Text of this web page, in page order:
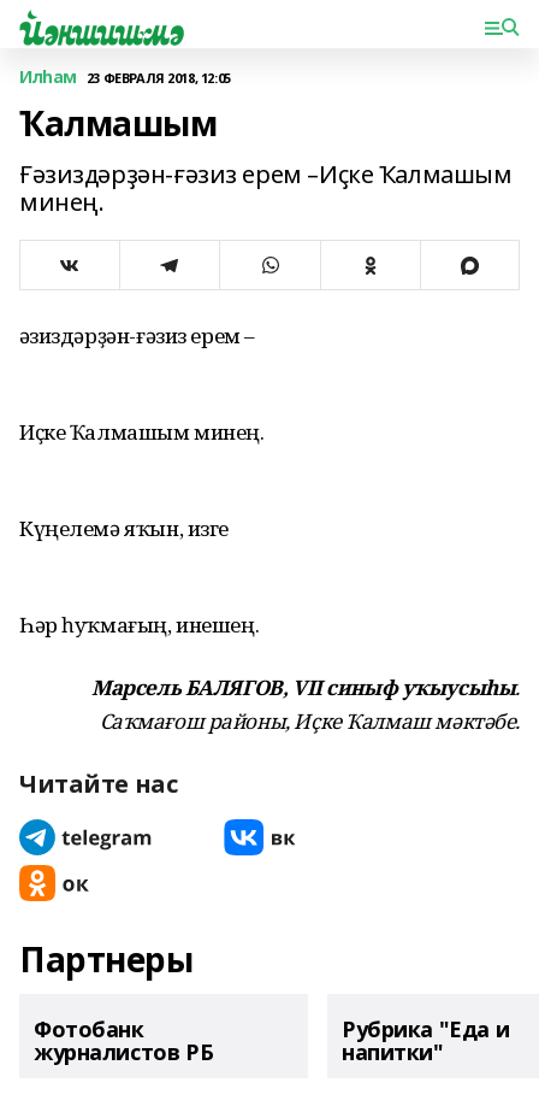
Илһам 23 ФЕВРАЛЯ 2018, 12:05
Ҡалмашым
Ғәзиздәрҙән-ғәзиз ерем –Иҫке Ҡалмашым
минең.
Ғәзиздәрҙән-ғәзиз ерем –
Иҫке Ҡалмашым минең.
Күңелемә яҡын, изге
Һәр һуҡмағың, инешең.
Марсель БАЛЯГОВ, VII синыф уҡыусыһы.
Саҡмағош районы, Иҫке Ҡалмаш мәктәбе.
Читайте нас
Партнеры
Фотобанк
журналистов РБ
Рубрика "Еда и
напитки"